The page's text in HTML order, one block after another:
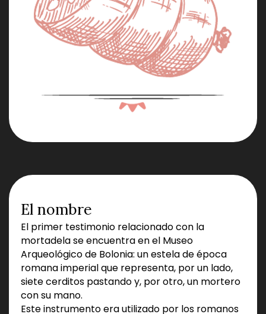
El nombre
El primer testimonio relacionado con la
mortadela se encuentra en el Museo
Arqueológico de Bolonia: un estela de época
romana imperial que representa, por un lado,
siete cerditos pastando y, por otro, un mortero
con su mano.
Este instrumento era utilizado por los romanos